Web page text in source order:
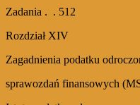
Zadania . . 512
Rozdział XIV
Zagadnienia podatku
sprawozdań finansowych